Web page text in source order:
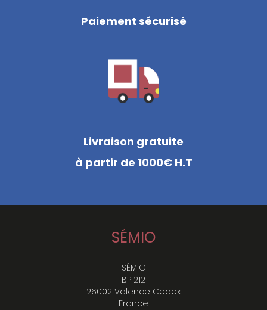
Paiement sécurisé
Livraison gratuite
à partir de 1000€ H.T
SÉMIO
SÉMIO
BP 212
26002 Valence Cedex
France